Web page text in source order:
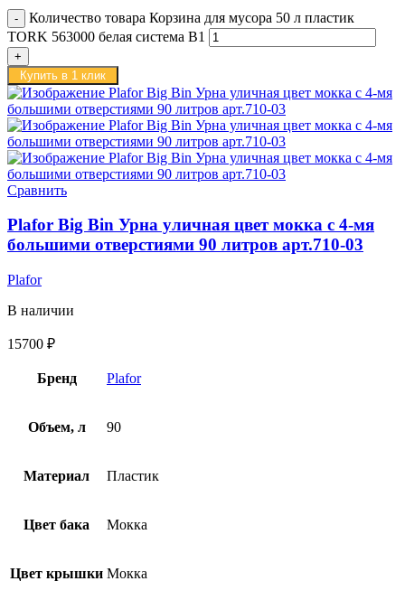
Количество товара Корзина для мусора 50 л пластик
TORK 563000 белая система B1
Купить в 1 клик
Сравнить
Plafor Big Bin Урна уличная цвет мокка c 4-мя
большими отверстиями 90 литров арт.710-03
Plafor
В наличии
15700 ₽
Бренд Plafor
Объем, л 90
Материал Пластик
Цвет бака Мокка
Цвет крышки Мокка